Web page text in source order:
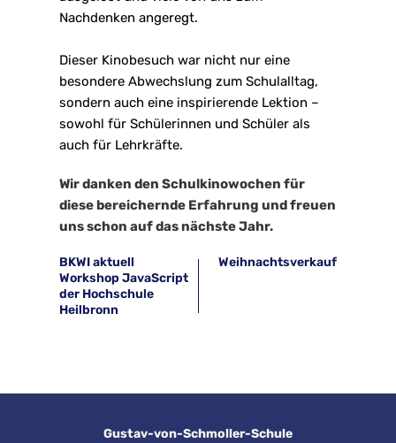
Nachdenken angeregt.
Dieser Kinobesuch war nicht nur eine
besondere Abwechslung zum Schulalltag,
sondern auch eine inspirierende Lektion –
sowohl für Schülerinnen und Schüler als
auch für Lehrkräfte.
Wir danken den Schulkinowochen für
diese bereichernde Erfahrung und freuen
uns schon auf das nächste Jahr.
BKWI aktuell
Workshop JavaScript
der Hochschule
Heilbronn
Weihnachtsverkauf
Gustav-von-Schmoller-Schule